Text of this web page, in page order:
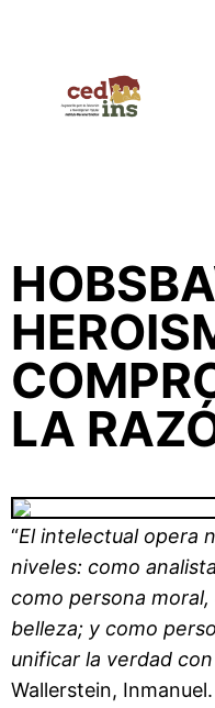
LA
“El intelectual opera
niveles: como
como persona
belleza; y como
unificar la verdad
Wallerstein,